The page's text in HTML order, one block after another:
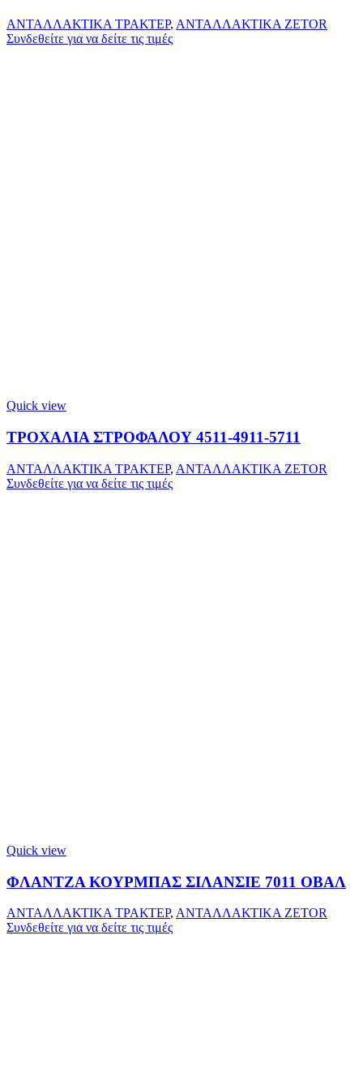
ΑΝΤΑΛΛΑΚΤΙΚΑ ΤΡΑΚΤΕΡ, ΑΝΤΑΛΛΑΚΤΙΚΑ ZETOR
Συνδεθείτε για να δείτε τις τιμές
Quick view
ΤΡΟΧΑΛΙΑ ΣΤΡΟΦΑΛΟΥ 4511-4911-5711
ΑΝΤΑΛΛΑΚΤΙΚΑ ΤΡΑΚΤΕΡ, ΑΝΤΑΛΛΑΚΤΙΚΑ ZETOR
Συνδεθείτε για να δείτε τις τιμές
Quick view
ΦΛΑΝΤΖΑ ΚΟΥΡΜΠΑΣ ΣΙΛΑΝΣΙΕ 7011 ΟΒΑΛ
ΑΝΤΑΛΛΑΚΤΙΚΑ ΤΡΑΚΤΕΡ, ΑΝΤΑΛΛΑΚΤΙΚΑ ZETOR
Συνδεθείτε για να δείτε τις τιμές